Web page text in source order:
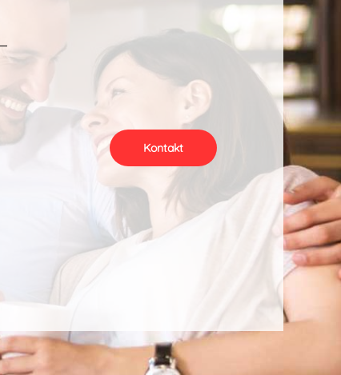
Kontakt